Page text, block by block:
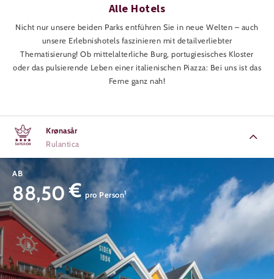
Alle Hotels
Nicht nur unsere beiden Parks entführen Sie in neue Welten – auch
unsere Erlebnishotels faszinieren mit detailverliebter
Thematisierung! Ob mittelalterliche Burg, portugiesisches Kloster
oder das pulsierende Leben einer italienischen Piazza: Bei uns ist das
Ferne ganz nah!
Krønasår
Rulantica
AB
88,50€ pro Person1